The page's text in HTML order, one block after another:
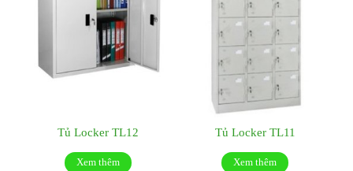
Tủ Locker TL12
Xem thêm
Tủ Locker TL11
Xem thêm